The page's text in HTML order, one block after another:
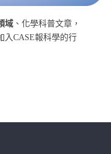
域 、化學科普文章，
入CASE報科學的行